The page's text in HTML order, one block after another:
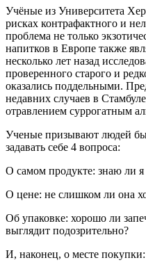
Учёные из Университета
рисках контрафактного и
проблема не только
напитков в Европе также
несколько лет назад
проверенного старого и
оказались поддельными.
недавних случаев в
отравлением суррогатным
Ученые призывают людей
задавать себе 4 вопроса:
О самом продукте: знаю ли я
О цене: не слишком ли она
Об упаковке: хорошо ли
выглядит подозрительно?
И, наконец, о месте